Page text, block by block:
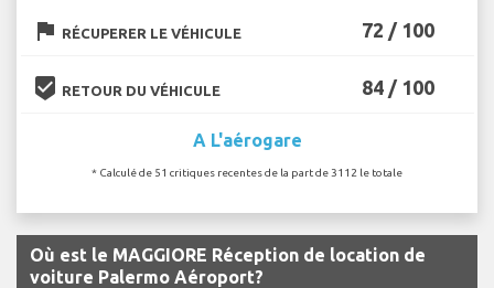
flag RÉCUPERER LE VÉHICULE 72 / 100
beenhere RETOUR DU VÉHICULE 84 / 100
A L'aérogare
* Calculé de 51 critiques recentes de la part de 3112 le totale
Où est le MAGGIORE Réception de location de
voiture Palermo Aéroport?